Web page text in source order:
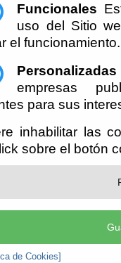
Funcionales
uso del Sitio
el funcionamiento.
Personalizadas
empresas
para sus
inhabilitar las
sobre el botón
de Cookies]
- Acuerdo
3t 2023
menores Servicio 3t 2023